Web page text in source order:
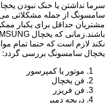
سرما نداشتن یا خنک نبودن
سامسونگ از جمله مشکلاتی
مشتریان حداقل برای یکبار
نکند لازم است که حتما تمام
یخچال سامسونگ بررسی گردد:
موتور یا کمپرسور
فن یخچال
فن فریزر
دریچه دمپر